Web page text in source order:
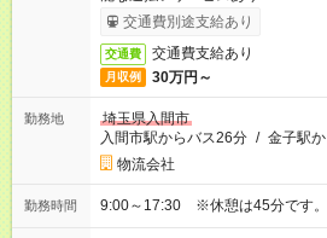
交通費別途支給あり
交通費 交通費支給あり
月収例 30万円～
勤務地
埼玉県入間市
入間市駅からバス26分 / 金子駅
物流会社
勤務時間 9:00～17:30 ※休憩は45分です。